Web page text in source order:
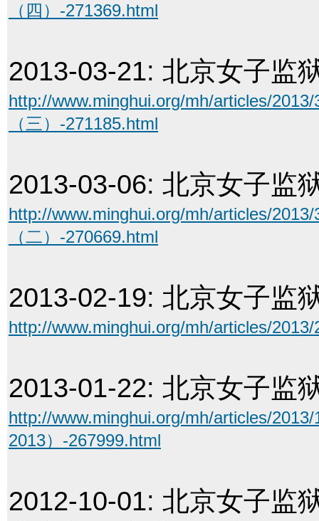
（四）-271369.html
2013-03-21: 北京女子监
http://www.minghui.org/mh/articles/
（三）-271185.html
2013-03-06: 北京女子监
http://www.minghui.org/mh/articles/
（二）-270669.html
2013-02-19: 北京女子监
http://www.minghui.org/mh/articles/
2013-01-22: 北京女子监
http://www.minghui.org/mh/articles/
2013）-267999.html
2012-10-01: 北京女子监